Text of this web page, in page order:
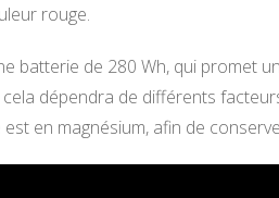
rouge.
batterie de 280 Wh, qui promet
dépendra de différents
en magnésium, afin de